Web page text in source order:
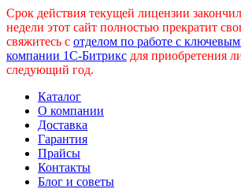
Срок действия текущей лицензии
недели этот сайт полностью прекратит
свяжитесь с отделом по работе с
компании 1С-Битрикс для приобретения
следующий год.
Каталог
О компании
Доставка
Гарантия
Прайсы
Контакты
Блог и советы